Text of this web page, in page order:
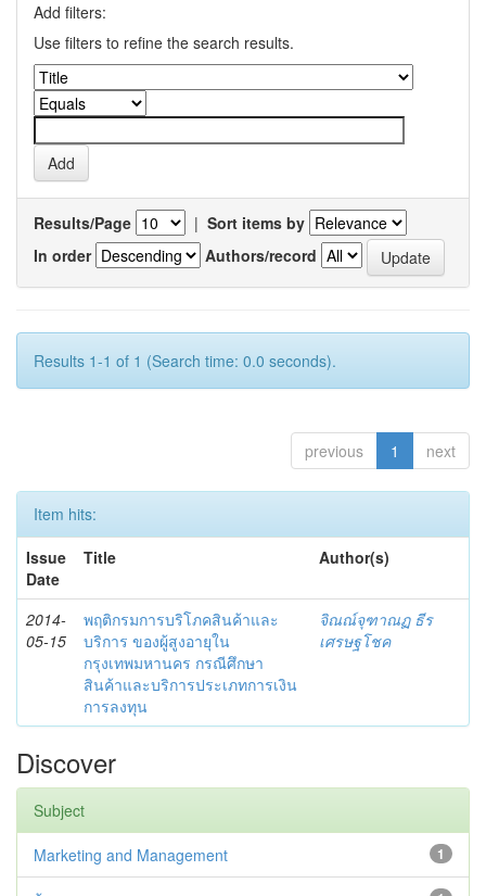
Add filters:
Use filters to refine the search results.
Results/Page | Sort items by
In order
Authors/record
Results 1-1 of 1 (Search time: 0.0 seconds).
previous 1 next
Item hits:
Issue
Date
Title Author(s)
2014-
05-15
พฤติกรมการบริโภคสินค้าและ
บริการ ของผู้สูงอายุใน
กรุงเทพมหานคร กรณีศึกษา
สินค้าและบริการประเภทการเงิน
การลงทุน
จิณณ์จุฑาณฏ ธีร
เศรษฐโชค
Discover
Subject
1
Marketing and Management